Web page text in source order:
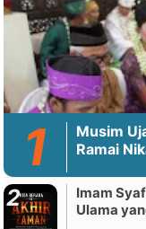
Musim
Ramai
Imam
Ulama